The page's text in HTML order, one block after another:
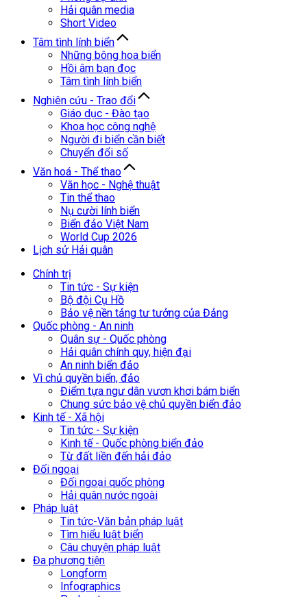
Hải quân media
Short Video
Tâm tình lính biển
Những bông hoa biển
Hồi âm bạn đọc
Tâm tình lính biển
Nghiên cứu - Trao đổi
Giáo dục - Đào tạo
Khoa học công nghệ
Người đi biển cần biết
Chuyển đổi số
Văn hoá - Thể thao
Văn học - Nghệ thuật
Tin thể thao
Nụ cười lính biển
Biển đảo Việt Nam
World Cup 2026
Lịch sử Hải quân
Chính trị
Tin tức - Sự kiện
Bộ đội Cụ Hồ
Bảo vệ nền tảng tư tưởng của Đảng
Quốc phòng - An ninh
Quân sự - Quốc phòng
Hải quân chính quy, hiện đại
An ninh biển đảo
Vì chủ quyền biển, đảo
Điểm tựa ngư dân vươn khơi bám biển
Chung sức bảo vệ chủ quyền biển đảo
Kinh tế - Xã hội
Tin tức - Sự kiện
Kinh tế - Quốc phòng biển đảo
Từ đất liền đến hải đảo
Đối ngoại
Đối ngoại quốc phòng
Hải quân nước ngoài
Pháp luật
Tin tức-Văn bản pháp luật
Tìm hiểu luật biển
Câu chuyện pháp luật
Đa phương tiện
Longform
Infographics